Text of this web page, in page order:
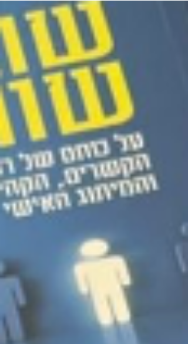
תמיד תחשבו יצירתי! מאקו כתבו על זה פה: מורד לקח ספר